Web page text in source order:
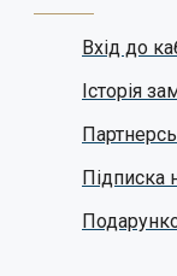
Вхід до
Історія
Підписка